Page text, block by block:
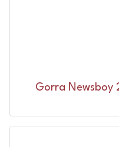
Gorra Newsboy